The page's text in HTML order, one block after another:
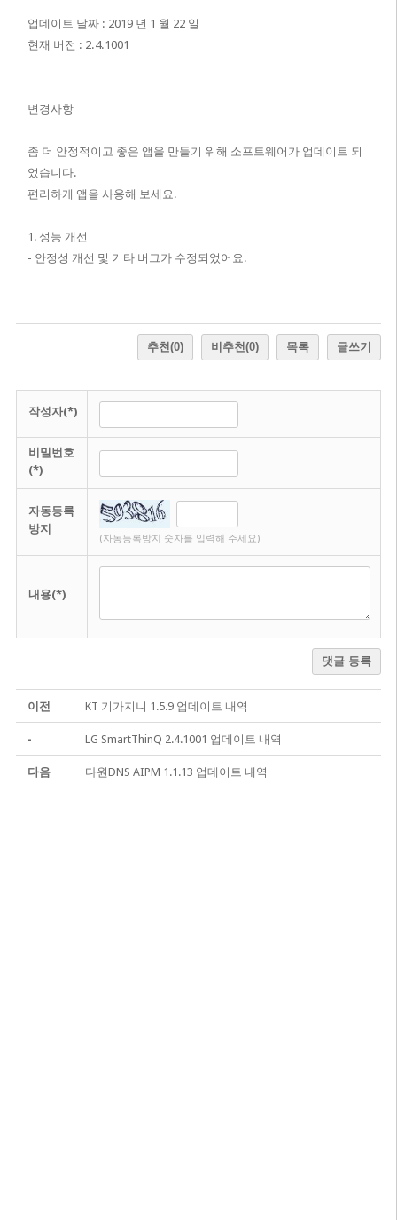
업데이트 날짜 : 2019 년 1 월 22 일
현재 버전 : 2.4.1001
변경사항
좀 더 안정적이고 좋은 앱을 만들기 위해 소프트웨어가 업데이트 되
었습니다.
편리하게 앱을 사용해 보세요.
1. 성능 개선
- 안정성 개선 및 기타 버그가 수정되었어요.
추천(0) 비추천(0) 목록 글쓰기
작성자(*)
비밀번호
(*)
자동등록
방지
(자동등록방지 숫자를 입력해 주세요)
내용(*)
댓글 등록
이전 KT 기가지니 1.5.9 업데이트 내역
- LG SmartThinQ 2.4.1001 업데이트 내역
다음 다원DNS AIPM 1.1.13 업데이트 내역